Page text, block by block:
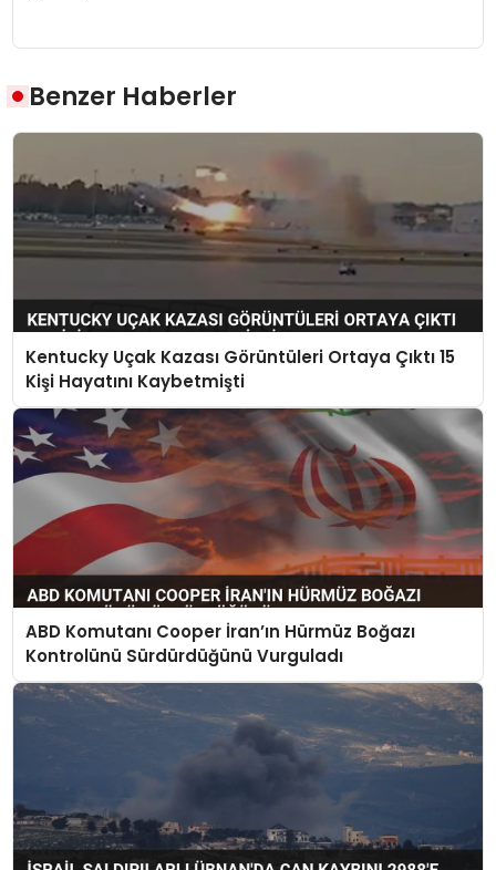
Benzer Haberler
Kentucky Uçak Kazası Görüntüleri Ortaya Çıktı 15
Kişi Hayatını Kaybetmişti
ABD Komutanı Cooper İran’ın Hürmüz Boğazı
Kontrolünü Sürdürdüğünü Vurguladı